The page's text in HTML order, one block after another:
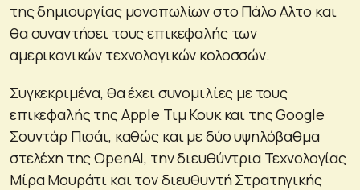
της δημιουργίας μονοπωλίων στο Πάλο Αλτο και
θα συναντήσει τους επικεφαλής των
αμερικανικών τεχνολογικών κολοσσών.
Συγκεκριμένα, θα έχει συνομιλίες με τους
επικεφαλής της Apple Τιμ Κουκ και της Google
Σουντάρ Πισάι, καθώς και με δύο υψηλόβαθμα
στελέχη της OpenAI, την διευθύντρια Τεχνολογίας
Μίρα Μουράτι και τον διευθυντή Στρατηγικής